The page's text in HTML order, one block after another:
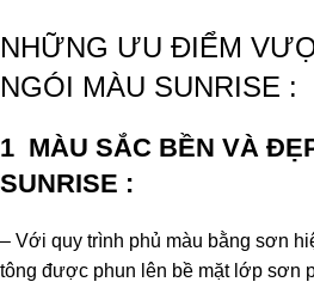
NHỮNG ƯU ĐIỂM
NGÓI MÀU SUNRISE :
1 MÀU SẮC BỀN VÀ
SUNRISE :
– Với quy trình phủ màu bằng sơn
tông được phun lên bề mặt lớp sơn